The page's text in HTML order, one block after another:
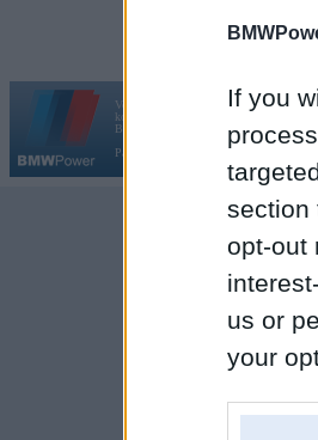
If you
section
opt-out
us or
your
Vortāls BMWPower.lv darbojas
kopš 2002. gada 14. maija. Tas nav auto
BMW AG.
Par BMWPower
Kontakti